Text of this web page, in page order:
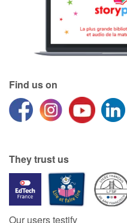
Festivals and events
Love and friendship
Emotions and feelings
Formats and illustrations
Catalogue anglais
Contraste +
Find us on
They trust us
Our users testify